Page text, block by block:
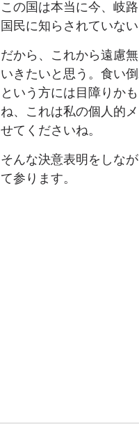
この国は本当に今、岐
国民に知らされていな
だから、これから遠慮
いきたいと思う。食い
という方には目障りか
ね、これは私の個人的
せてくださいね。
そんな決意表明をしな
て参ります。